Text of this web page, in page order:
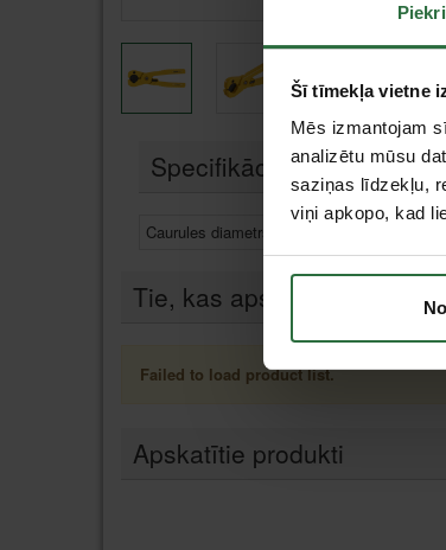
Šī tīmekļa vietne
Mēs izmantojam
analizētu mūsu
saziņas līdzekļu,
viņi apkopo, kad
Specifikācija
Caurules diametrs
Tie, kas apskatīja šo preci,
Failed to load product list.
Apskatītie produkti